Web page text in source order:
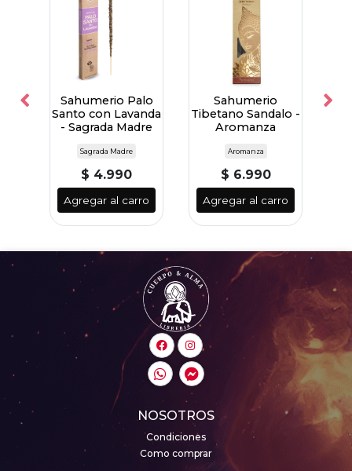
Sahumerio Palo
Santo con Lavanda
- Sagrada Madre
Sagrada Madre
$ 4.990
Agregar al carro
Sahumerio
Tibetano Sandalo -
Aromanza
Aromanza
$ 6.990
Agregar al carro
NOSOTROS
Condiciones
Como comprar